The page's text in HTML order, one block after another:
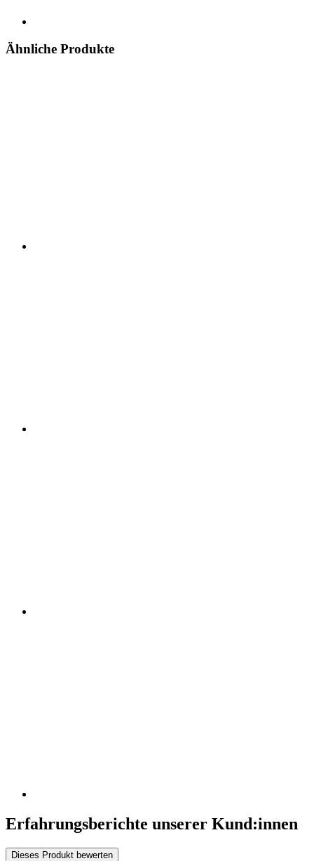
Ähnliche Produkte
Erfahrungsberichte unserer Kund:innen
Dieses Produkt bewerten